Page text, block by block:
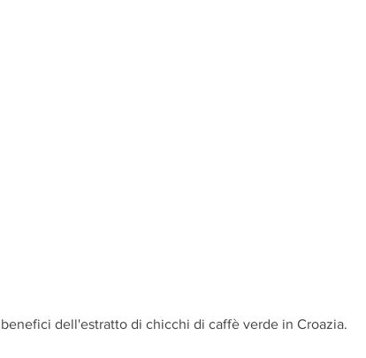
dell'estratto di chicchi di caffè verde in Croazia.